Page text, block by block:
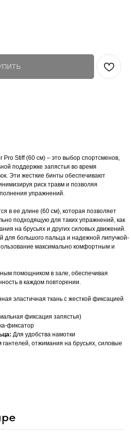
Stiff (60 см) – это выбор спортсменов,
поддержке запястья во время
Эти жесткие бинты обеспечивают
риск травм и позволяя
упражнений.
в ее длине (60 см), которая позволяет
подходящую для таких упражнений, как
на брусьях и других силовых движений.
для большого пальца и надежной липучкой-
максимально комфортным и
помощником в зале, обеспечивая
в каждом повторении.
эластичная ткань с жесткой фиксацией
фиксация запястья)
фиксатор
Для удобства намотки
отжимания на брусьях, силовые